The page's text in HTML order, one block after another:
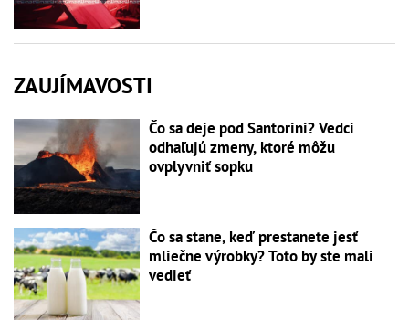
ZAUJÍMAVOSTI
Čo sa deje pod Santorini? Vedci
odhaľujú zmeny, ktoré môžu
ovplyvniť sopku
Čo sa stane, keď prestanete jesť
mliečne výrobky? Toto by ste mali
vedieť